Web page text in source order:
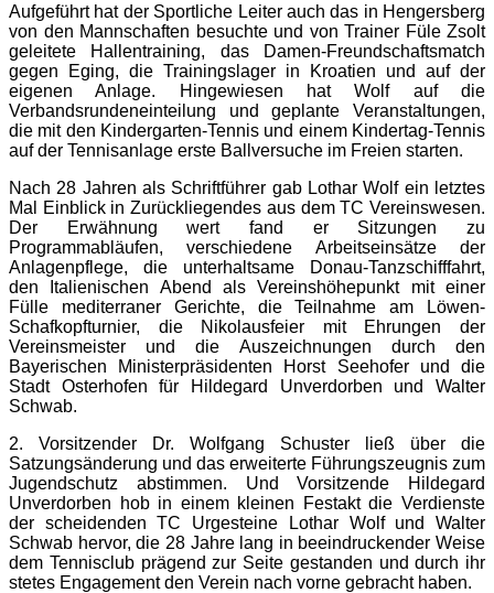
Aufgeführt hat der Sportliche Leiter auch das in Hengersberg
von den Mannschaften besuchte und von Trainer Füle Zsolt
geleitete Hallentraining, das Damen-Freundschaftsmatch
gegen Eging, die Trainingslager in Kroatien und auf der
eigenen Anlage. Hingewiesen hat Wolf auf die
Verbandsrundeneinteilung und geplante Veranstaltungen,
die mit den Kindergarten-Tennis und einem Kindertag-Tennis
auf der Tennisanlage erste Ballversuche im Freien starten.
Nach 28 Jahren als Schriftführer gab Lothar Wolf ein letztes
Mal Einblick in Zurückliegendes aus dem TC Vereinswesen.
Der Erwähnung wert fand er Sitzungen zu
Programmabläufen, verschiedene Arbeitseinsätze der
Anlagenpflege, die unterhaltsame Donau-Tanzschifffahrt,
den Italienischen Abend als Vereinshöhepunkt mit einer
Fülle mediterraner Gerichte, die Teilnahme am Löwen-
Schafkopfturnier, die Nikolausfeier mit Ehrungen der
Vereinsmeister und die Auszeichnungen durch den
Bayerischen Ministerpräsidenten Horst Seehofer und die
Stadt Osterhofen für Hildegard Unverdorben und Walter
Schwab.
2. Vorsitzender Dr. Wolfgang Schuster ließ über die
Satzungsänderung und das erweiterte Führungszeugnis zum
Jugendschutz abstimmen. Und Vorsitzende Hildegard
Unverdorben hob in einem kleinen Festakt die Verdienste
der scheidenden TC Urgesteine Lothar Wolf und Walter
Schwab hervor, die 28 Jahre lang in beeindruckender Weise
dem Tennisclub prägend zur Seite gestanden und durch ihr
stetes Engagement den Verein nach vorne gebracht haben.